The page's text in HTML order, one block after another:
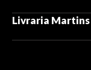
Livraria